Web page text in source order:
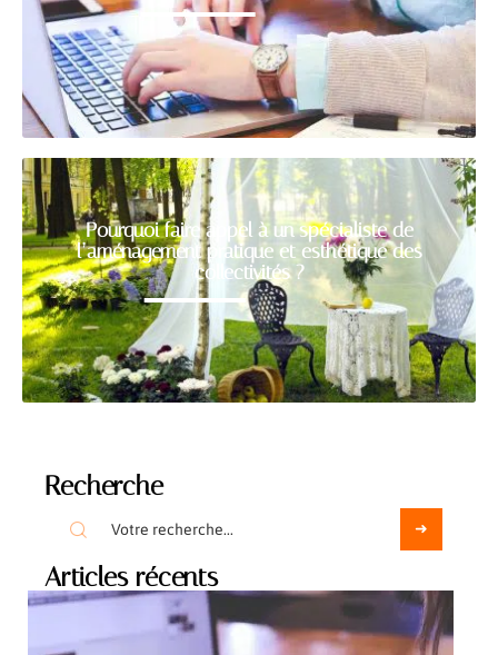
Pourquoi faire appel à un spécialiste de
l’aménagement pratique et esthétique des
collectivités ?
Recherche
Articles récents